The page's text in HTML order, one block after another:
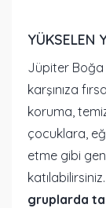
YÜKSELEN
Jüpiter Boğa
karşınıza
koruma,
çocuklara,
etme gibi
katılabilirsiniz.
gruplarda